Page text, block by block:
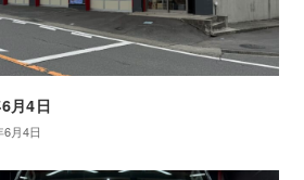
月4日
6月4日